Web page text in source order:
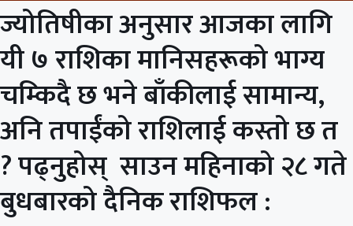
ज्योतिषीका अनुसार आजका लागि
यी ७ राशिका मानिसहरूको भाग्य
चम्किदै छ भने बाँकीलाई सामान्य,
अनि तपाईंको राशिलाई कस्तो छ त
? पढ्नुहोस् साउन महिनाको २८ गते
बुधबारको दैनिक राशिफल :